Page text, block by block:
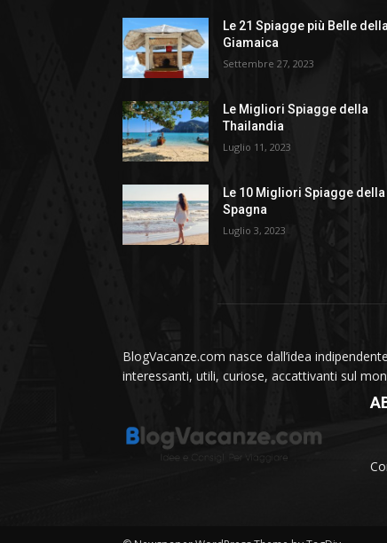
Le 21 Spiagge più Belle della
Giamaica
Settembre 27, 2023
Le Migliori Spiagge della
Thailandia
Luglio 11, 2023
Le 10 Migliori Spiagge della
Spagna
Luglio 3, 2023
BlogVacanze.com nasce dall’idea
interessanti, utili, curiose, accattivanti sul